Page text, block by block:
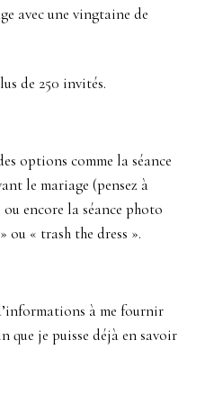
avec une vingtaine de
de 250 invités.
options comme la séance
le mariage (pensez à
encore la séance photo
ou « trash the dress ».
à me fournir
que je puisse déjà en savoir